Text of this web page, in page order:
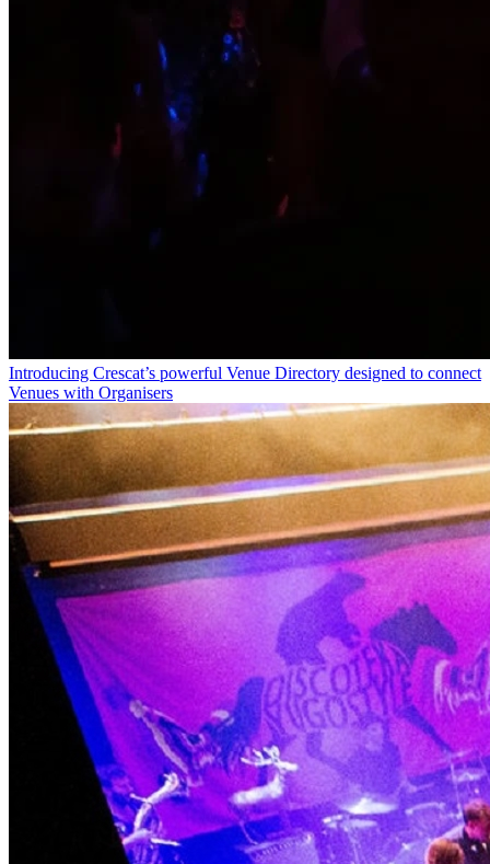
Introducing Crescat’s powerful Venue Directory designed to connect
Venues with Organisers